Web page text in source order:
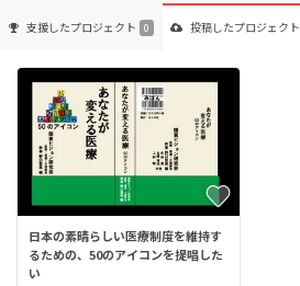
支援したプロジェクト 0 投稿したプロジェクト
日本の素晴らしい医療制度を維持す
るための、50のアイコンを提唱した
い